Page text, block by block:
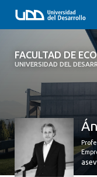
FACULTAD DE
UNIVERSIDAD DEL
FACULTAD DE
QUIÉNES SOMOS
PREGRADO
POSTGRADO